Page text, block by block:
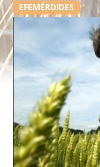
EFEMÉRDIDES